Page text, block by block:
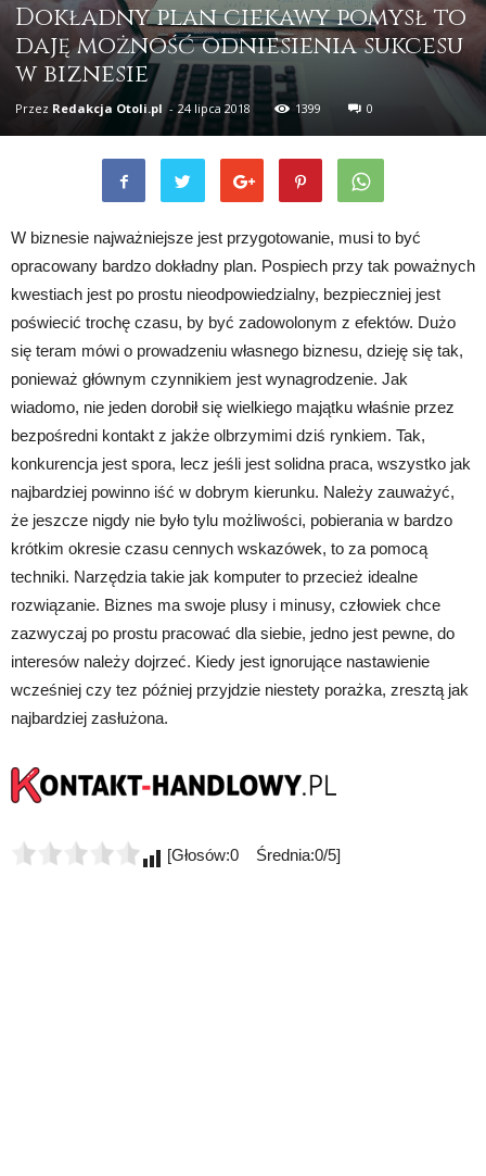
Dokładny plan ciekawy pomysł to
daję możność odniesienia sukcesu
w biznesie
Przez Redakcja Otoli.pl - 24 lipca 2018 1399 0
W biznesie najważniejsze jest przygotowanie, musi to być
opracowany bardzo dokładny plan. Pospiech przy tak poważnych
kwestiach jest po prostu nieodpowiedzialny, bezpieczniej jest
poświecić trochę czasu, by być zadowolonym z efektów. Dużo
się teram mówi o prowadzeniu własnego biznesu, dzieję się tak,
ponieważ głównym czynnikiem jest wynagrodzenie. Jak
wiadomo, nie jeden dorobił się wielkiego majątku właśnie przez
bezpośredni kontakt z jakże olbrzymimi dziś rynkiem. Tak,
konkurencja jest spora, lecz jeśli jest solidna praca, wszystko jak
najbardziej powinno iść w dobrym kierunku. Należy zauważyć,
że jeszcze nigdy nie było tylu możliwości, pobierania w bardzo
krótkim okresie czasu cennych wskazówek, to za pomocą
techniki. Narzędzia takie jak komputer to przecież idealne
rozwiązanie. Biznes ma swoje plusy i minusy, człowiek chce
zazwyczaj po prostu pracować dla siebie, jedno jest pewne, do
interesów należy dojrzeć. Kiedy jest ignorujące nastawienie
wcześniej czy tez później przyjdzie niestety porażka, zresztą jak
najbardziej zasłużona.
[Głosów:0 Średnia:0/5]